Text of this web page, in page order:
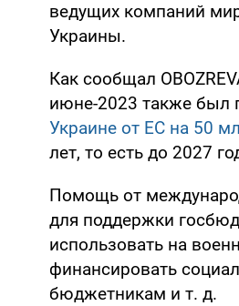
ведущих компаний
Украины.
Как сообщал
июне-2023 также был
Украине от ЕС на 50
лет, то есть до 2027
Помощь от
для поддержки
использовать на
финансировать
бюджетникам и т. д.